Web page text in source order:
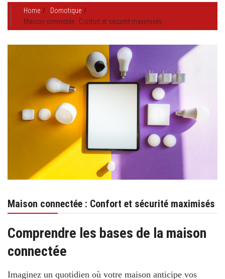
Home
Domotique
Maison connectée : Confort et sécurité maximisés
Maison connectée : Confort et sécurité maximisés
Comprendre les bases de la maison
connectée
Imaginez un quotidien où votre maison anticipe vos